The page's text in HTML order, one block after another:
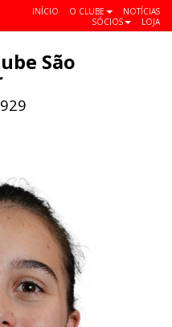
INÍCIO O CLUBE
NOTÍCIAS
SÓCIOS
LOJA
São